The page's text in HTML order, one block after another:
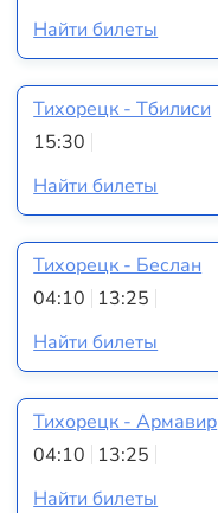
Найти билеты
Тихорецк - Тбилиси
15:30
Найти билеты
Тихорецк - Беслан
04:10 13:25
Найти билеты
Тихорецк - Армавир
04:10 13:25
Найти билеты